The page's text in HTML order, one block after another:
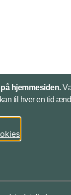
hjemmesiden.
til hver en tid